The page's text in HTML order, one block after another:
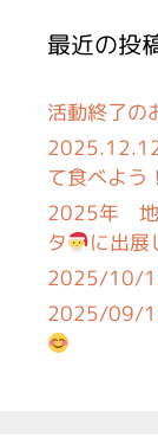
最近の投
活動終了の
て食べよう
2025年 地
タ
に出展
2025/10/
2025/09/